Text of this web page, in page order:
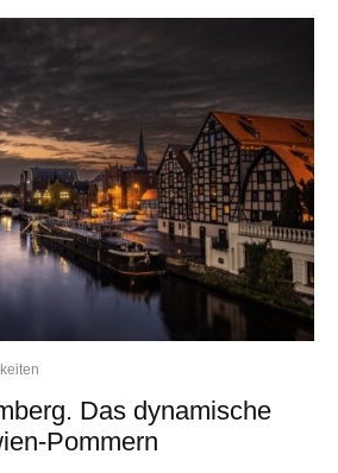
Das dynamische
Pommern